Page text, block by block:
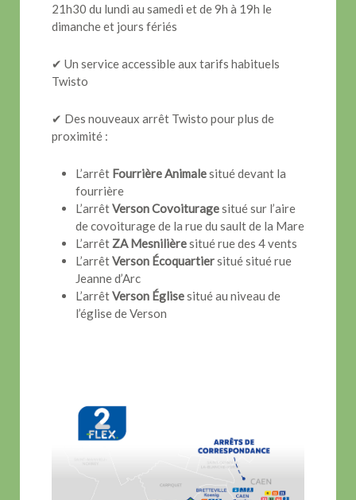
21h30 du lundi au samedi et de 9h à 19h le
dimanche et jours fériés
✔ Un service accessible aux tarifs habituels
Twisto
✔ Des nouveaux arrêt Twisto pour plus de
proximité :
L’arrêt Fourrière Animalesitué devant la
fourrière
L’arrêtVerson Covoituragesitué sur l’aire
de covoiturage de la rue du sault de la Mare
L’arrêt ZA Mesnilièresitué rue des 4 vents
L’arrêtVerson Écoquartiersitué situé rue
Jeanne d’Arc
L’arrêtVerson Églisesitué au niveau de
l’église de Verson